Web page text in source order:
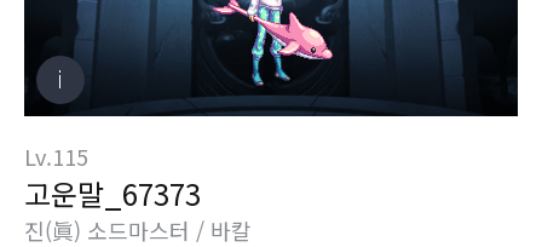
Lv.115
고운말_67373
진(眞) 소드마스터 / 바칼